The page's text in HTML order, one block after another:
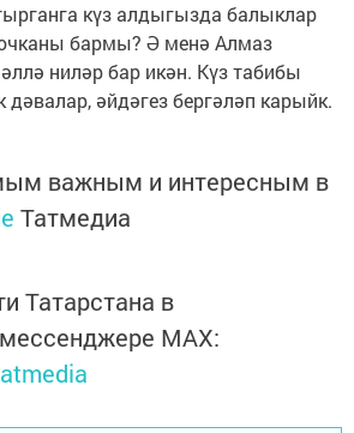
күз алдыгызда балыклар
очканы бармы? Ә менә Алмаз
ниләр бар икән. Күз табибы
әйдәгез бергәләп карыйк.
важным и интересным в
Татмедиа
Татарстана в
MАХ: